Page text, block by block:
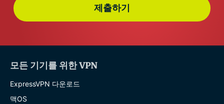
제출하기
모든 기기를 위한 VPN
ExpressVPN 다운로드
맥OS